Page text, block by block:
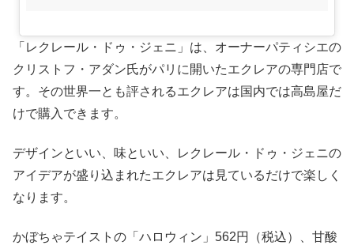
「レクレール・ドゥ・ジェニ」は、オーナーパティシエの
クリストフ・アダン氏がパリに開いたエクレアの専門店で
す。その世界一とも評されるエクレアは国内では高島屋だ
けで購入できます。
デザインといい、味といい、レクレール・ドゥ・ジェニの
アイデアが盛り込まれたエクレアは見ているだけで楽しく
なります。
かぼちゃテイストの「ハロウィン」562円（税込）、甘酸